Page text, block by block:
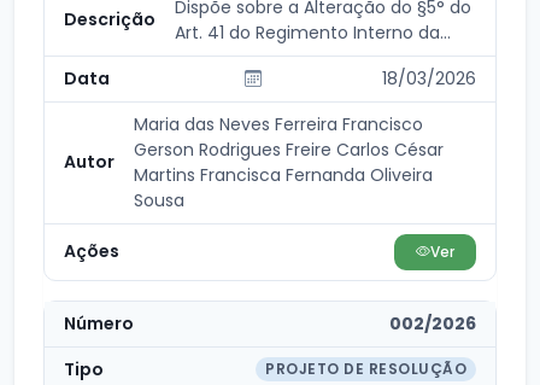
Dispõe sobre a Alteração do §5° do
Art. 41 do Regimento Interno da
Câmara Munici...
18/03/2026
Maria das Neves Ferreira Francisco
Gerson Rodrigues Freire Carlos César
Martins Francisca Fernanda Oliveira
Sousa
Ver
002/2026
PROJETO DE RESOLUÇÃO